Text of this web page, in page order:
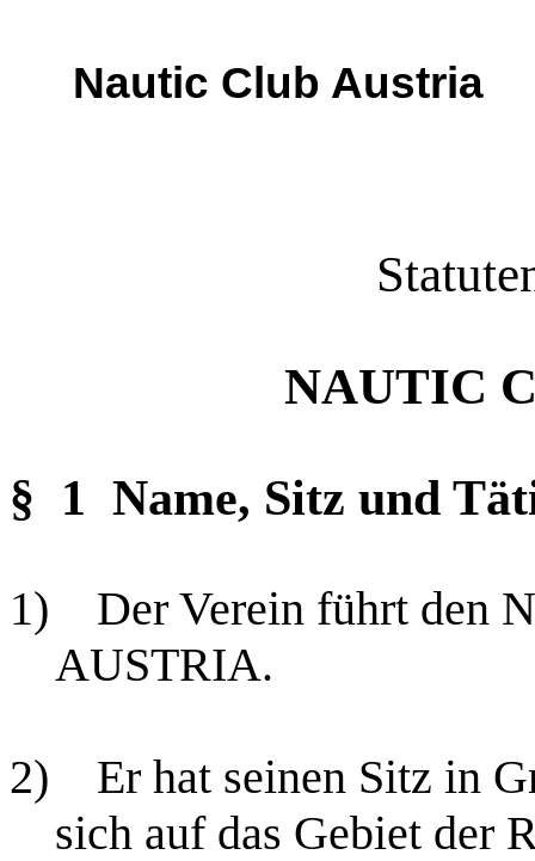
Nautic Club Austria
NAUTIC
§ 1 Name, Sitz und
1)
Der Verein führt den
AUSTRIA.
2)
Er hat seinen Sitz in
sich auf das Gebiet der